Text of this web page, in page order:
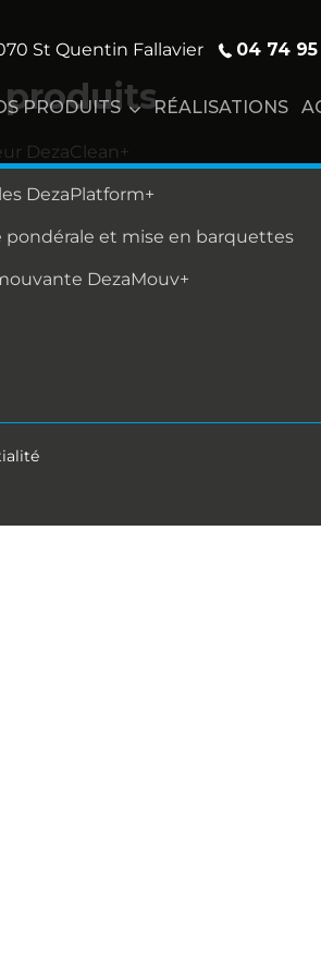
St Quentin Fallavier 04 74
PRODUITS RÉALISATIONS
produits
DezaClean+
DezaPlatform+
pondérale et mise en barquettes
DezaMouv+